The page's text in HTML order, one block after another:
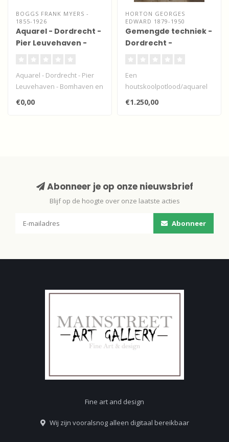
BOGGS FRANK MYERS -
1855-1926
Aquarel - Dordrecht -
Pier Leuvehaven -
Aquarel - Dordrecht - Pier
Leuvehaven - Bomhaven en
Grote kerk. Vaste collectie..
€0,00
HORTON GEORGES
EDWARD 1879-1950
Gemengde techniek -
Dordrecht -
Een
houtskoolpotlood/aquarel
van deze Engelse
kunstenaar uit North
€1.250,00
Abonneer je op onze nieuwsbrief
Blijf op de hoogte over onze laatste acties
Abonneer
Fine art and design
Wij zijn vooralsnog alleen digitaal bereikbaar